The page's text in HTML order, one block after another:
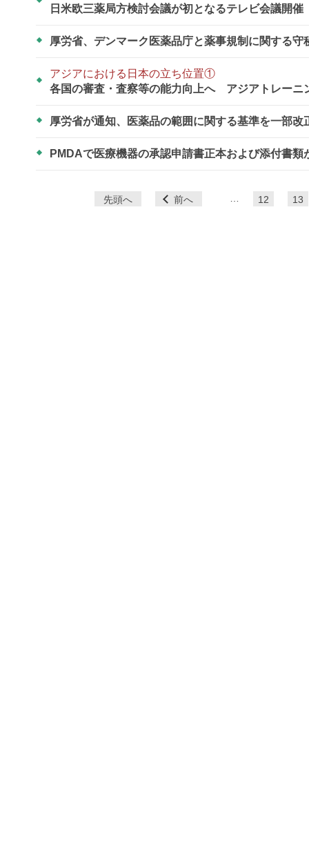
日米欧三薬局方検討会議が初となるテレビ会議開
厚労省、デンマーク医薬品庁と薬事規制に関する
アジアにおける日本の立ち位置①
各国の審査・査察等の能力向上へ アジアトレーニ
厚労省が通知、医薬品の範囲に関する基準を一部改
PMDAで医療機器の承認申請書正本および添付書
先頭へ 前へ 12 13